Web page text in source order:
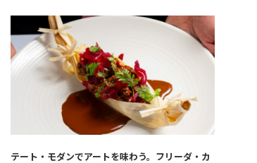
テート・モダンでアートを味わう。フリーダ・カ